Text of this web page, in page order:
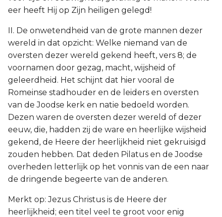
eer heeft Hij op Zijn heiligen gelegd!
II. De onwetendheid van de grote mannen dezer
wereld in dat opzicht: Welke niemand van de
oversten dezer wereld gekend heeft, vers 8; de
voornamen door gezag, macht, wijsheid of
geleerdheid. Het schijnt dat hier vooral de
Romeinse stadhouder en de leiders en oversten
van de Joodse kerk en natie bedoeld worden.
Dezen waren de oversten dezer wereld of dezer
eeuw, die, hadden zij de ware en heerlijke wijsheid
gekend, de Heere der heerlijkheid niet gekruisigd
zouden hebben. Dat deden Pilatus en de Joodse
overheden letterlijk op het vonnis van de een naar
de dringende begeerte van de anderen.
Merkt op: Jezus Christus is de Heere der
heerlijkheid; een titel veel te groot voor enig